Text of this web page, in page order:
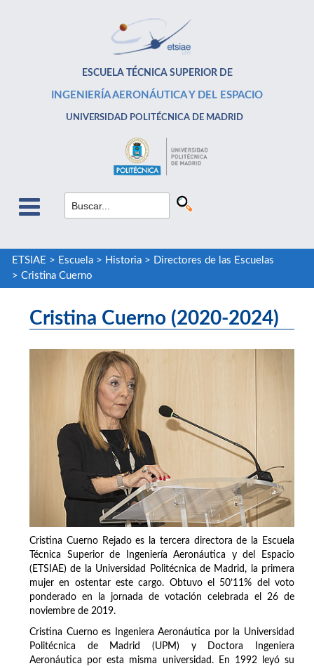
ESCUELA TÉCNICA SUPERIOR DE
INGENIERÍA AERONÁUTICA Y DEL ESPACIO
UNIVERSIDAD POLITÉCNICA DE MADRID
ETSIAE > Escuela> Historia> Directores de las Escuelas
> Cristina Cuerno
Cristina Cuerno (2020-2024)
Cristina Cuerno Rejado es la tercera directora de la Escuela
Técnica Superior de Ingeniería Aeronáutica y del Espacio
(ETSIAE) de la Universidad Politécnica de Madrid, la primera
mujer en ostentar este cargo. Obtuvo el 50’11% del voto
ponderado en la jornada de votación celebrada el 26 de
noviembre de 2019.
Cristina Cuerno es Ingeniera Aeronáutica por la Universidad
Politécnica de Madrid (UPM) y Doctora Ingeniera
Aeronáutica por esta misma universidad. En 1992 leyó su